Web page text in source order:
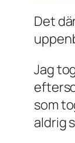
Det
Jag
som
aldrig